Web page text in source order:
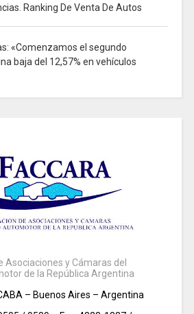
Ranking De Venta De Autos
«Comenzamos el segundo
baja del 12,57% en vehículos
Asociaciones y Cámaras del
de la República Argentina
– Buenos Aires – Argentina